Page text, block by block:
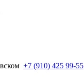
+7 (910) 425 99-55